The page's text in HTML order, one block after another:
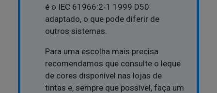
é o IEC 61966:2-1 1999 D50
adaptado, o que pode diferir de
outros sistemas.
Para uma escolha mais precisa
recomendamos que consulte o leque
de cores disponível nas lojas de
tintas e, sempre que possível, faça um